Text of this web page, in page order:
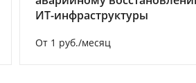
ИТ-инфраструктуры
От 1 руб./месяц